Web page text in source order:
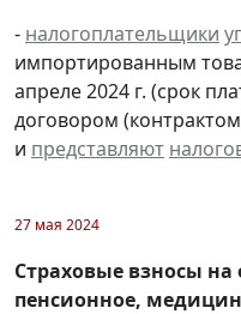
- налогоплательщики
импортированным
апреле 2024 г. (срок
договором
и представляют
27 мая 2024
Страховые взносы на
пенсионное,